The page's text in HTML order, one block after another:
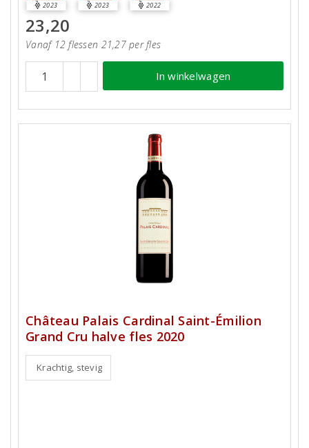
2023 2023 2022
23,20
Vanaf 12 flessen 21,27 per fles
In winkelwagen
Château Palais Cardinal Saint-Émilion
Grand Cru halve fles 2020
Krachtig, stevig